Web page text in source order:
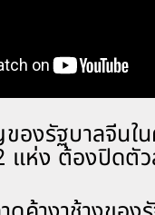
องรัฐบาลจีนใน
แห่ง ต้องปิดตั